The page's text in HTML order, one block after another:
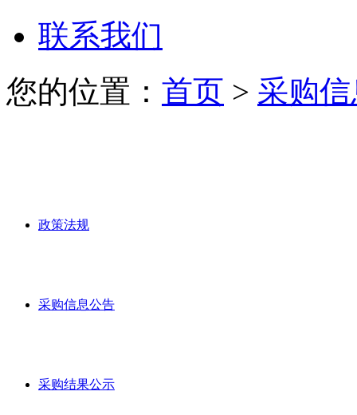
联系我们
您的位置： 首页 > 采购
政策法规
采购信息公告
采购结果公示